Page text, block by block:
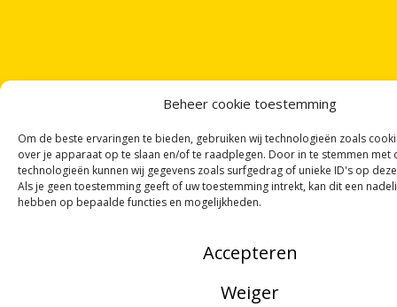
Beheer cookie toestemming
Om de beste ervaringen te bieden, gebruiken wij technologieën zoals
over je apparaat op te slaan en/of te raadplegen. Door in te stemmen met
technologieën kunnen wij gegevens zoals surfgedrag of unieke ID's op
Als je geen toestemming geeft of uw toestemming intrekt, kan dit een
hebben op bepaalde functies en mogelijkheden.
Accepteren
Weiger
VIER GEDICHTENPER MAAND
NIEUWSBRIEF!
OF VOLG ONS VIA SOCIALE MEDIA